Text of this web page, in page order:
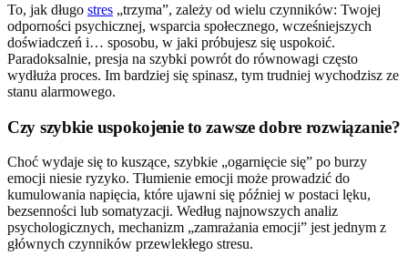
To, jak długo stres „trzyma”, zależy od wielu czynników: Twojej
odporności psychicznej, wsparcia społecznego, wcześniejszych
doświadczeń i… sposobu, w jaki próbujesz się uspokoić.
Paradoksalnie, presja na szybki powrót do równowagi często
wydłuża proces. Im bardziej się spinasz, tym trudniej wychodzisz ze
stanu alarmowego.
Czy szybkie uspokojenie to zawsze dobre rozwiązanie?
Choć wydaje się to kuszące, szybkie „ogarnięcie się” po burzy
emocji niesie ryzyko. Tłumienie emocji może prowadzić do
kumulowania napięcia, które ujawni się później w postaci lęku,
bezsenności lub somatyzacji. Według najnowszych analiz
psychologicznych, mechanizm „zamrażania emocji” jest jednym z
głównych czynników przewlekłego stresu.